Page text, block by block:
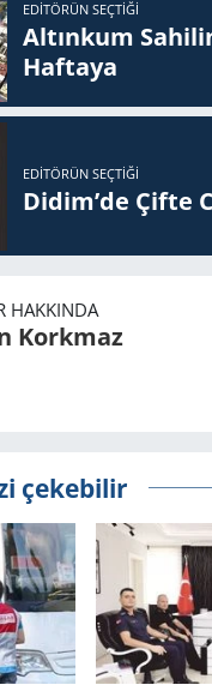
EDITÖRÜN SEÇTIĞI
Altınkum
Haftaya
EDITÖRÜN SEÇTIĞI
Didim’de Çifte
HAKKINDA
Korkmaz
çekebilir